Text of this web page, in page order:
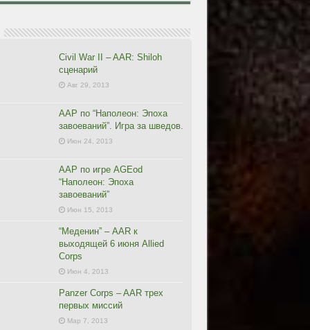
Civil War II – AAR: Shiloh
сценарий
Авг 29, 2013
ААР по “Наполеон: Эпоха
завоеваний”. Игра за шведов.
Июн 24, 2013
ААР по игре AGEod
“Наполеон: Эпоха
завоеваний”
Июн 15, 2013
“Меденин” – AAR к
выходящей 6 июня Allied
Corps
Июн 4, 2013
Panzer Corps – AAR трех
первых миссий
Мар 7, 2013